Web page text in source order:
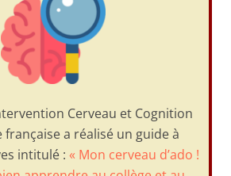
Cerveau et Cognition
française a réalisé un guide à
intitulé : « Mon cerveau d’ado !